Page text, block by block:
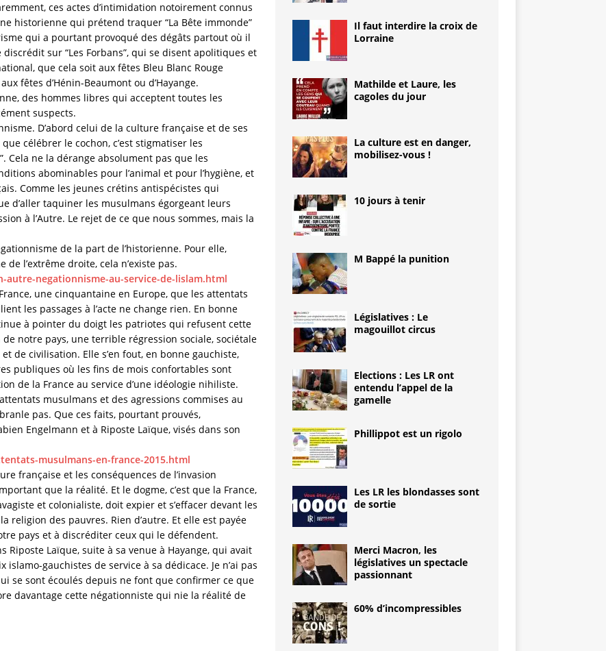
ces actes d’intimidation notoirement connus
historienne qui prétend traquer “La Bête immonde”
qui a pourtant provoqué des dégâts partout où il
sur “Les Forbans”, qui se disent apolitiques et
que cela soit aux fêtes Bleu Blanc Rouge
fêtes d’Hénin-Beaumont ou d’Hayange.
des hommes libres qui acceptent toutes les
suspects.
D’abord celui de la culture française et de ses
célébrer le cochon, c’est stigmatiser les
Cela ne la dérange absolument pas que les
abominables pour l’animal et pour l’hygiène, et
Comme les jeunes crétins antispécistes qui
d’aller taquiner les musulmans égorgeant leurs
à l’Autre. Le rejet de ce que nous sommes, mais la
de la part de l’historienne. Pour elle,
de l’extrême droite, cela n’existe pas.
negationnisme-au-service-de-lislam.html
une cinquantaine en Europe, que les attentats
les passages à l’acte ne change rien. En bonne
à pointer du doigt les patriotes qui refusent cette
notre pays, une terrible régression sociale, sociétale
de civilisation. Elle s’en fout, en bonne gauchiste,
publiques où les fins de mois confortables sont
de la France au service d’une idéologie nihiliste.
musulmans et des agressions commises au
pas. Que ces faits, pourtant prouvés,
Engelmann et à Riposte Laïque, visés dans son
musulmans-en-france-2015.html
française et les conséquences de l’invasion
que la réalité. Et le dogme, c’est que la France,
et colonialiste, doit expier et s’effacer devant les
religion des pauvres. Rien d’autre. Et elle est payée
pays et à discréditer ceux qui le défendent.
Riposte Laïque, suite à sa venue à Hayange, qui avait
islamo-gauchistes de service à sa dédicace. Je n’ai pas
se sont écoulés depuis ne font que confirmer ce que
davantage cette négationniste qui nie la réalité de
Il faut interdire la croix de
Lorraine
Mathilde et Laure, les
cagoles du jour
La culture est en danger,
mobilisez-vous !
10 jours à tenir
M Bappé la punition
Législatives : Le
magouillot circus
Elections : Les LR ont
entendu l’appel de la
gamelle
Phillippot est un rigolo
Les LR les blondasses sont
de sortie
Merci Macron, les
législatives un spectacle
passionnant
60% d’incompressibles